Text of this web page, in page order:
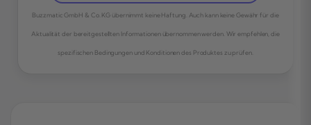
Buzzmatic GmbH & Co. KG übernimmt keine Haftung. Auch kann keine Gewähr für die
Aktualität der bereitgestellten Informationen übernommen werden. Wir empfehlen, die
spezifischen Bedingungen und Konditionen des Produktes zu prüfen.